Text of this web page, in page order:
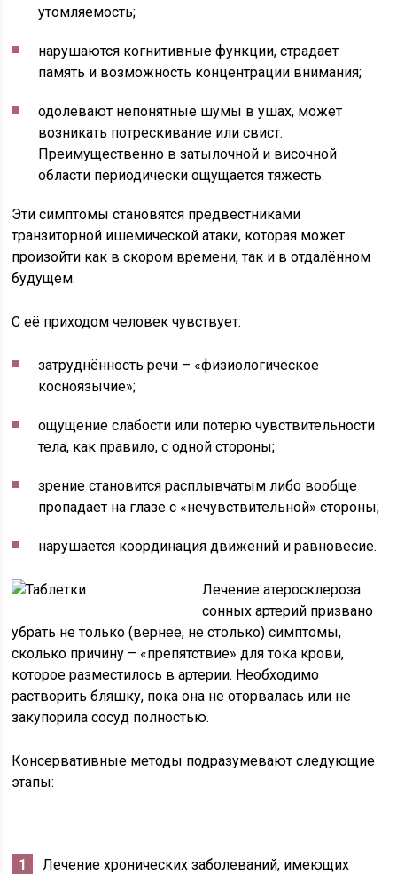
утомляемость;
нарушаются когнитивные функции, страдает
память и возможность концентрации внимания;
одолевают непонятные шумы в ушах, может
возникать потрескивание или свист.
Преимущественно в затылочной и височной
области периодически ощущается тяжесть.
Эти симптомы становятся предвестниками
транзиторной ишемической атаки, которая может
произойти как в скором времени, так и в отдалённом
будущем.
С её приходом человек чувствует:
затруднённость речи – «физиологическое
косноязычие»;
ощущение слабости или потерю чувствительности
тела, как правило, с одной стороны;
зрение становится расплывчатым либо вообще
пропадает на глазе с «нечувствительной» стороны;
нарушается координация движений и равновесие.
Лечение атеросклероза
сонных артерий призвано
убрать не только (вернее, не столько) симптомы,
сколько причину – «препятствие» для тока крови,
которое разместилось в артерии. Необходимо
растворить бляшку, пока она не оторвалась или не
закупорила сосуд полностью.
Консервативные методы подразумевают следующие
этапы:
Лечение хронических заболеваний, имеющих